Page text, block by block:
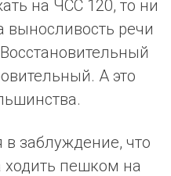
на ЧСС 120, то ни
выносливость речи
А это
в заблуждение, что
ходить пешком на